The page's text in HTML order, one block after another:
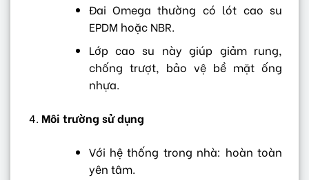
Đai Omega thường có lót cao su
EPDM hoặc NBR.
Lớp cao su này giúp giảm rung,
chống trượt, bảo vệ bề mặt ống
nhựa.
Môi trường sử dụng
Với hệ thống trong nhà: hoàn toàn
yên tâm.